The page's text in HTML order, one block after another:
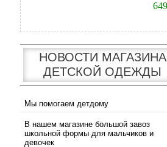
НОВОСТИ МАГАЗИНА
ДЕТСКОЙ ОДЕЖДЫ
Мы помогаем детдому
В нашем магазине большой завоз
школьной формы для мальчиков и
девочек